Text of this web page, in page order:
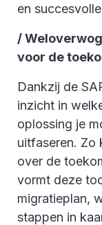
en
/
voor de
Dankzij de
inzicht in
oplossing je
uitfaseren. Zo
over de
vormt deze
migratieplan,
stappen in